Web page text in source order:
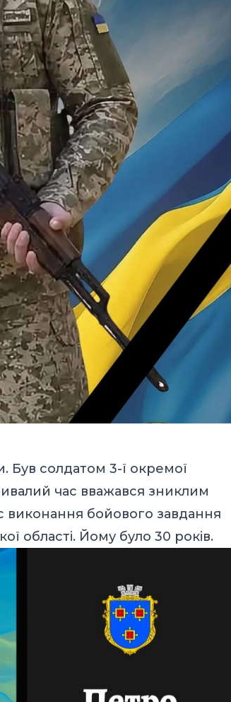
Був солдатом 3-ї окремої
час вважався зниклим
виконання бойового завдання
області. Йому було 30 років.